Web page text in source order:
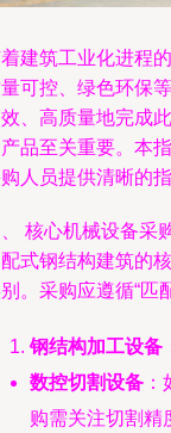
建筑工业化进程
可控、绿色环保
、高质量地完成
品至关重要。本
人员提供清晰的指
核心机械设备采
式钢结构建筑的
。采购应遵循“匹
钢结构加工设备
数控切割设备
购需关注切割精